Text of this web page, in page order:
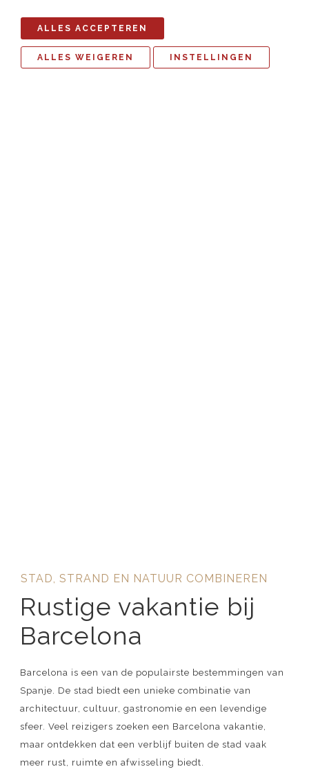
STAD, STRAND EN NATUUR COMBINEREN
Rustige vakantie bij
Barcelona
Barcelona is een van de populairste bestemmingen van
Spanje. De stad biedt een unieke combinatie van
architectuur, cultuur, gastronomie en een levendige
sfeer. Veel reizigers zoeken een Barcelona vakantie,
maar ontdekken dat een verblijf buiten de stad vaak
meer rust, ruimte en afwisseling biedt.
ALLES ACCEPTEREN
ALLES WEIGEREN INSTELLINGEN